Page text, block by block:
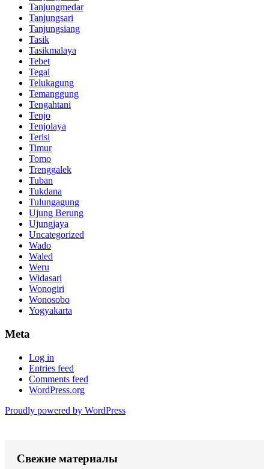
Tanjungmedar
Tanjungsari
Tanjungsiang
Tasik
Tasikmalaya
Tebet
Tegal
Telukagung
Temanggung
Tengahtani
Tenjo
Tenjolaya
Terisi
Timur
Tomo
Trenggalek
Tuban
Tukdana
Tulungagung
Ujung Berung
Ujungjaya
Uncategorized
Wado
Waled
Weru
Widasari
Wonogiri
Wonosobo
Yogyakarta
Meta
Log in
Entries feed
Comments feed
WordPress.org
Proudly powered by WordPress
Свежие материалы